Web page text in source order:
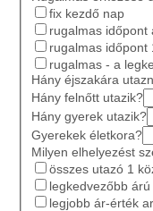
fix kezdő nap
rugalmas időpont
rugalmas időpont
rugalmas - a
Hány éjszakára
Hány felnőtt utazik?
Hány gyerek utazik?
Gyerekek életkora?
Milyen elhelyezést
összes utazó 1
legkedvezőbb
legjobb ár-érték